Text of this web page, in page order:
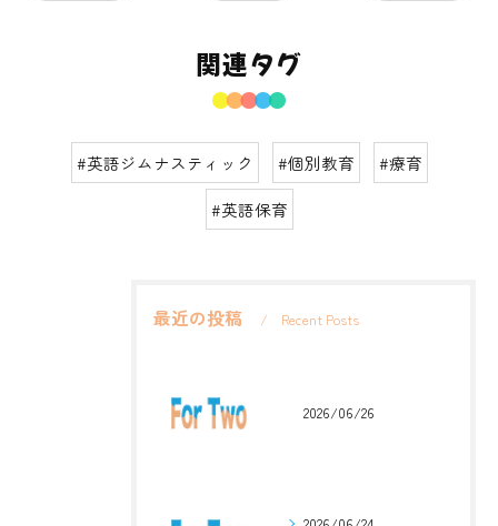
関連タグ
#英語ジムナスティック #個別教育
#療育
#英語保育
最近の投稿 Recent Posts
2026/06/26